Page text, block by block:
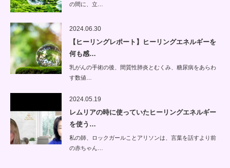
の間に、立…
2024.06.30
【ヒーリングレポート】ヒーリングエネルギーを
何も感…
乳がんの手術の後、間質性肺炎とむくみ、糖尿病をあらわ
す数値…
2024.05.19
レムリアの時に使っていたヒーリングエネルギー
を使う…
私の師、ロックガールことアリソンは、言葉を話すより前
の赤ちゃん…